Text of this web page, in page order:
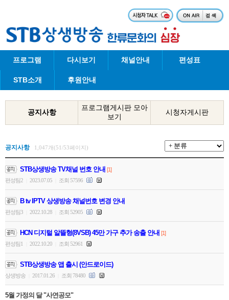
프로그램 다시보기 채널안내 편성표
STB소개 후원안내
공지사항
프로그램게시판 모아
보기
시청자게시판
공지사항 1,047개(51/53페이지)
STB상생방송 TV채널 번호 안내 [1]
편성팀2
2023.07.05 조회 57596
B tv IPTV 상생방송 채널번호 변경 안내
편성팀3 2022.10.28 조회 52905
HCN 디지털 알뜰형(8VSB) 45만 가구 추가 송출 안내 [1]
편성팀1
2022.10.20 조회 52961
STB상생방송 앱 출시 (안드로이드)
상생방송 2017.01.26 조회 78480
5월 가정의 달 "사연공모"